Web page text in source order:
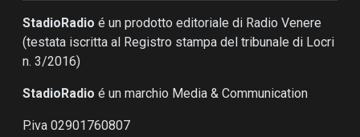
StadioRadio é un prodotto editoriale di Radio Venere
(testata iscritta al Registro stampa del tribunale di Locri
n. 3/2016)
StadioRadio é un marchio Media & Communication
P.iva 02901760807